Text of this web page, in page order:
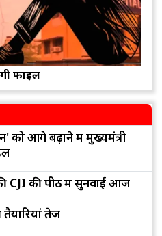
फाइल
को आगे बढ़ाने में मुख्यमंत्री
CJI की पीठ में सुनवाई आज
तेज